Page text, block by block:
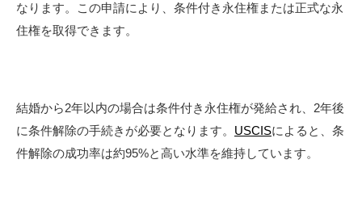
なります。この申請により、条件付き永住権または正式な永
住権を取得できます。
結婚から2年以内の場合は条件付き永住権が発給され、2年後
に条件解除の手続きが必要となります。 USCISによると、条
件解除の成功率は約95%と高い水準を維持しています。